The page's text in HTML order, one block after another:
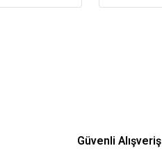
Güvenli Alışveriş